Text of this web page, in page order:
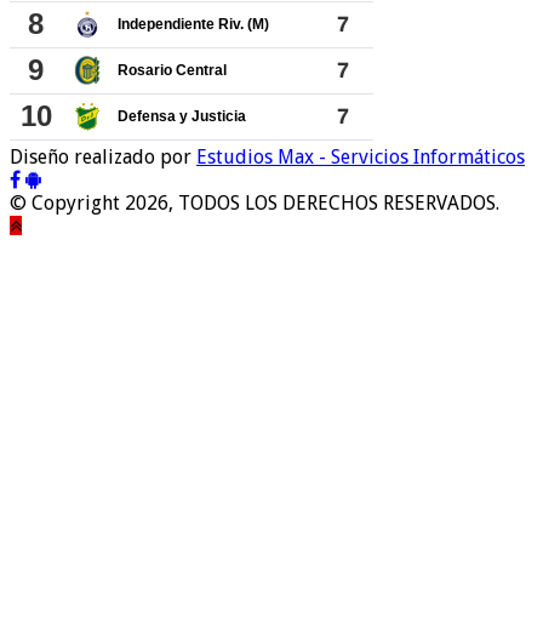
Diseño realizado por Estudios Max - Servicios Informáticos
© Copyright 2026, TODOS LOS DERECHOS RESERVADOS.